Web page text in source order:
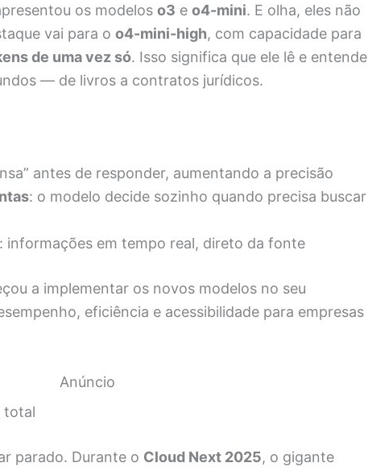
os modelos o3 e o4-mini. E olha, eles não
vai para o o4-mini-high, com capacidade para
de uma vez só. Isso significa que ele lê e entende
— de livros a contratos jurídicos.
antes de responder, aumentando a precisão
: o modelo decide sozinho quando precisa buscar
: informações em tempo real, direto da fonte
a implementar os novos modelos no seu
eficiência e acessibilidade para empresas
Anúncio
total
parado. Durante o Cloud Next 2025, o gigante